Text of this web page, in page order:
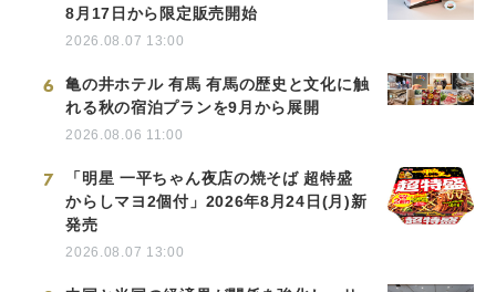
8月17日から限定販売開始
2026.08.07 13:00
6
亀の井ホテル 有馬 有馬の歴史と文化に触
れる秋の宿泊プランを9月から展開
2026.08.06 11:00
7
「明星 一平ちゃん夜店の焼そば 超特盛
からしマヨ2個付」2026年8月24日(月)新
発売
2026.08.07 13:00